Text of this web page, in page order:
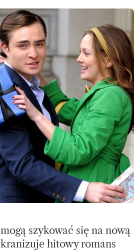
szykować się na nową
hitowy romans